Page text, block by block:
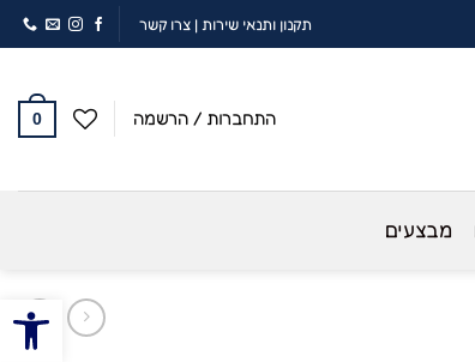
פתח
תקנון ותנאי שירות | צרו קשר
התחברות / הרשמה 0
מבצעים